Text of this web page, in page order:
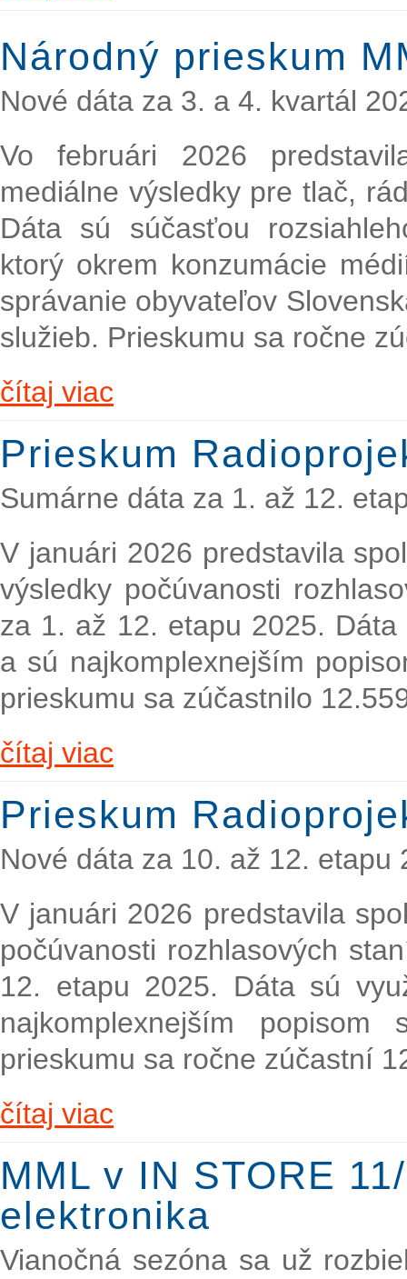
Národný prieskum
Nové dáta za 3. a 4. kvartál
Vo februári 2026
mediálne výsledky pre tlač,
Dáta sú súčasťou
ktorý okrem konzumácie
správanie obyvateľov
služieb. Prieskumu sa ročne
čítaj viac
Prieskum
Sumárne dáta za 1. až 12.
V januári 2026 predstavila
výsledky počúvanosti
za 1. až 12. etapu 2025.
a sú najkomplexnejším
prieskumu sa zúčastnilo
čítaj viac
Prieskum
Nové dáta za 10. až 12. etapu
V januári 2026 predstavila
počúvanosti rozhlasových
12. etapu 2025. Dáta sú
najkomplexnejším popisom
prieskumu sa ročne zúčastní
čítaj viac
MML v IN STORE
elektronika
Vianočná sezóna sa už